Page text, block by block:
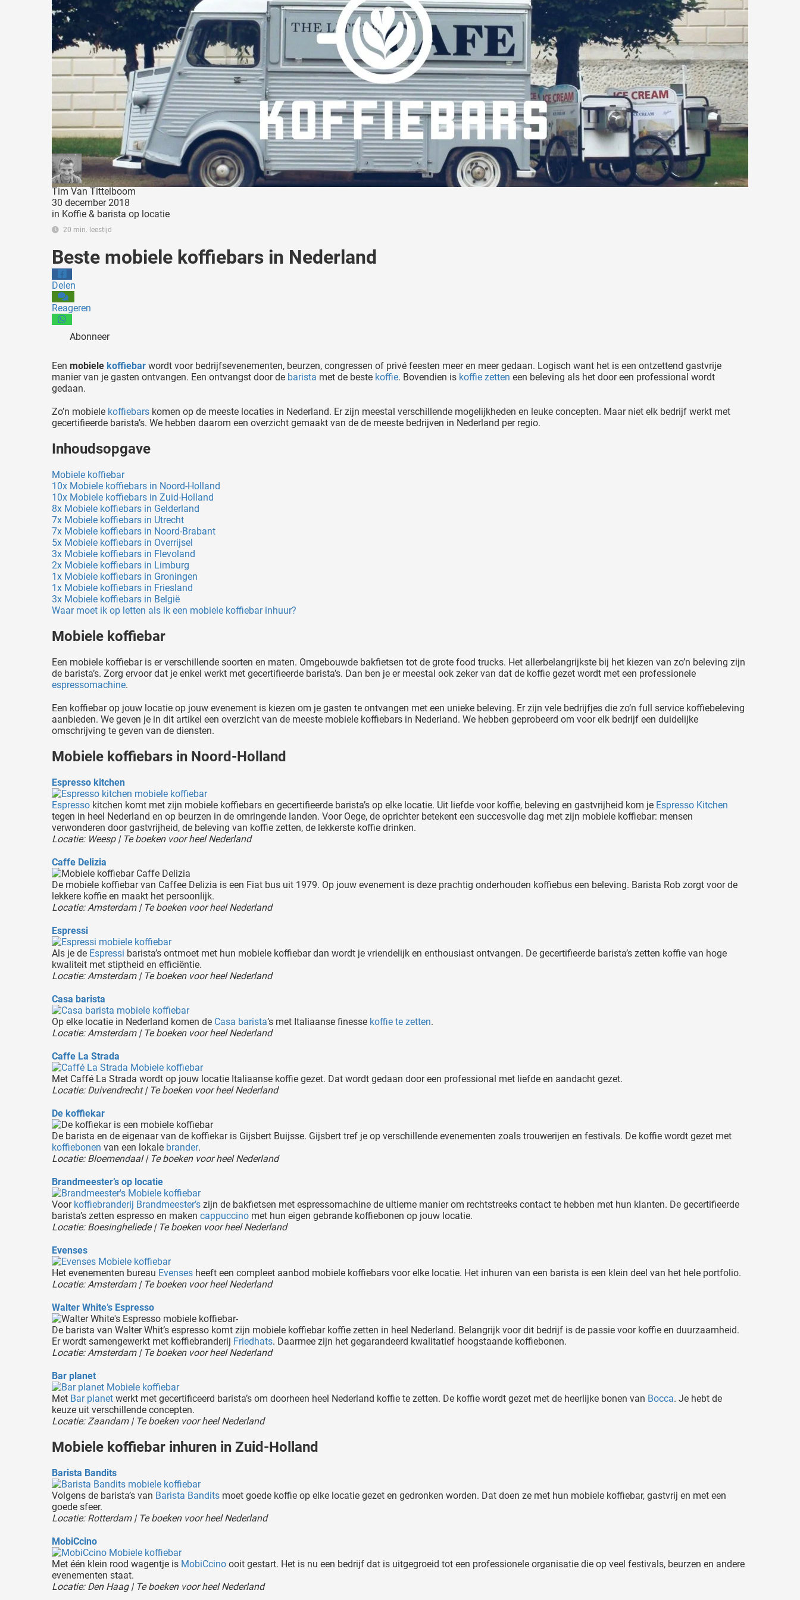
Tim Van Tittelboom
30 december 2018
in Koffie & barista op locatie
20 min. leestijd
Beste mobiele koffiebars in Nederland
Delen
Reageren
Abonneer
Een mobiele koffiebar wordt voor bedrijfsevenementen, beurzen, congressen of privé feesten meer en meer gedaan. Logisch want het is een ontzettend gastvrije
manier van je gasten ontvangen. Een ontvangst door de barista met de beste koffie. Bovendien is koffie zetten een beleving als het door een professional wordt
gedaan.
Zo’n mobiele koffiebars komen op de meeste locaties in Nederland. Er zijn meestal verschillende mogelijkheden en leuke concepten. Maar niet elk bedrijf werkt met
gecertifieerde barista’s. We hebben daarom een overzicht gemaakt van de de meeste bedrijven in Nederland per regio.
Inhoudsopgave
Mobiele koffiebar
10x Mobiele koffiebars in Noord-Holland
10x Mobiele koffiebars in Zuid-Holland
8x Mobiele koffiebars in Gelderland
7x Mobiele koffiebars in Utrecht
7x Mobiele koffiebars in Noord-Brabant
5x Mobiele koffiebars in Overrijsel
3x Mobiele koffiebars in Flevoland
2x Mobiele koffiebars in Limburg
1x Mobiele koffiebars in Groningen
1x Mobiele koffiebars in Friesland
3x Mobiele koffiebars in België
Waar moet ik op letten als ik een mobiele koffiebar inhuur?
Mobiele koffiebar
Een mobiele koffiebar is er verschillende soorten en maten. Omgebouwde bakfietsen tot de grote food trucks. Het allerbelangrijkste bij het kiezen van zo’n beleving zijn
de barista’s. Zorg ervoor dat je enkel werkt met gecertifieerde barista’s. Dan ben je er meestal ook zeker van dat de koffie gezet wordt met een professionele
espressomachine.
Een koffiebar op jouw locatie op jouw evenement is kiezen om je gasten te ontvangen met een unieke beleving. Er zijn vele bedrijfjes die zo’n full service koffiebeleving
aanbieden. We geven je in dit artikel een overzicht van de meeste mobiele koffiebars in Nederland. We hebben geprobeerd om voor elk bedrijf een duidelijke
omschrijving te geven van de diensten.
Mobiele koffiebars in Noord-Holland
Espresso kitchen
Espresso kitchen komt met zijn mobiele koffiebars en gecertifieerde barista’s op elke locatie. Uit liefde voor koffie, beleving en gastvrijheid kom je Espresso Kitchen
tegen in heel Nederland en op beurzen in de omringende landen. Voor Oege, de oprichter betekent een succesvolle dag met zijn mobiele koffiebar: mensen
verwonderen door gastvrijheid, de beleving van koffie zetten, de lekkerste koffie drinken.
Locatie: Weesp | Te boeken voor heel Nederland
Caffe Delizia
De mobiele koffiebar van Caffee Delizia is een Fiat bus uit 1979. Op jouw evenement is deze prachtig onderhouden koffiebus een beleving. Barista Rob zorgt voor de
lekkere koffie en maakt het persoonlijk.
Locatie: Amsterdam | Te boeken voor heel Nederland
Espressi
Als je de Espressi barista’s ontmoet met hun mobiele koffiebar dan wordt je vriendelijk en enthousiast ontvangen. De gecertifieerde barista’s zetten koffie van hoge
kwaliteit met stiptheid en efficiëntie.
Locatie: Amsterdam | Te boeken voor heel Nederland
Casa barista
Op elke locatie in Nederland komen de Casa barista’s met Italiaanse finesse koffie te zetten.
Locatie: Amsterdam | Te boeken voor heel Nederland
Caffe La Strada
Met Caffé La Strada wordt op jouw locatie Italiaanse koffie gezet. Dat wordt gedaan door een professional met liefde en aandacht gezet.
Locatie: Duivendrecht | Te boeken voor heel Nederland
De koffiekar
De barista en de eigenaar van de koffiekar is Gijsbert Buijsse. Gijsbert tref je op verschillende evenementen zoals trouwerijen en festivals. De koffie wordt gezet met
koffiebonen van een lokale brander.
Locatie: Bloemendaal | Te boeken voor heel Nederland
Brandmeester’s op locatie
Voor koffiebranderij Brandmeester’s zijn de bakfietsen met espressomachine de ultieme manier om rechtstreeks contact te hebben met hun klanten. De gecertifieerde
barista’s zetten espresso en maken cappuccino met hun eigen gebrande koffiebonen op jouw locatie.
Locatie: Boesingheliede | Te boeken voor heel Nederland
Evenses
Het evenementen bureau Evenses heeft een compleet aanbod mobiele koffiebars voor elke locatie. Het inhuren van een barista is een klein deel van het hele portfolio.
Locatie: Amsterdam | Te boeken voor heel Nederland
Walter White’s Espresso
De barista van Walter Whit’s espresso komt zijn mobiele koffiebar koffie zetten in heel Nederland. Belangrijk voor dit bedrijf is de passie voor koffie en duurzaamheid.
Er wordt samengewerkt met koffiebranderij Friedhats. Daarmee zijn het gegarandeerd kwalitatief hoogstaande koffiebonen.
Locatie: Amsterdam | Te boeken voor heel Nederland
Bar planet
Met Bar planet werkt met gecertificeerd barista’s om doorheen heel Nederland koffie te zetten. De koffie wordt gezet met de heerlijke bonen van Bocca. Je hebt de
keuze uit verschillende concepten.
Locatie: Zaandam | Te boeken voor heel Nederland
Mobiele koffiebar inhuren in Zuid-Holland
Barista Bandits
Volgens de barista’s van Barista Bandits moet goede koffie op elke locatie gezet en gedronken worden. Dat doen ze met hun mobiele koffiebar, gastvrij en met een
goede sfeer.
Locatie: Rotterdam | Te boeken voor heel Nederland
MobiCcino
Met één klein rood wagentje is MobiCcino ooit gestart. Het is nu een bedrijf dat is uitgegroeid tot een professionele organisatie die op veel festivals, beurzen en andere
evenementen staat.
Locatie: Den Haag | Te boeken voor heel Nederland